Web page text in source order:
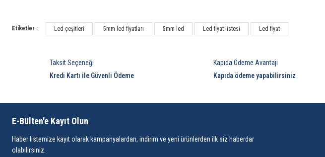
Etiketler : Led çeşitleri 5mm led fiyatları 5mm led Led fiyat listesi Led fiyat
Kapıda Ödeme Avantajı
Kapıda ödeme yapabilirsiniz
Taksit Seçeneği
Kredi Kartı ile Güvenli Ödeme
E-Bülten'e Kayıt Olun
Haber listemize kayıt olarak kampanyalardan, indirim ve yeni ürünlerden ilk siz haberdar
olabilirsiniz.